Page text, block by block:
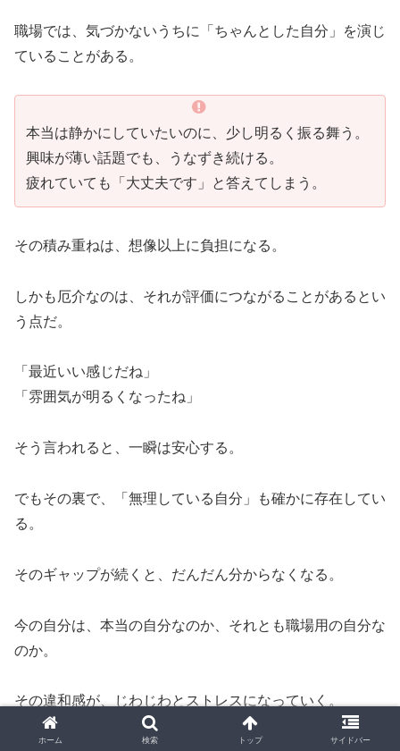
職場では、気づかないうちに「ちゃんとした自分」を演じ
ていることがある。
本当は静かにしていたいのに、少し明るく振る舞う。
興味が薄い話題でも、うなずき続ける。
疲れていても「大丈夫です」と答えてしまう。
その積み重ねは、想像以上に負担になる。
しかも厄介なのは、それが評価につながることがあるとい
う点だ。
「最近いい感じだね」
「雰囲気が明るくなったね」
そう言われると、一瞬は安心する。
でもその裏で、「無理している自分」も確かに存在してい
る。
そのギャップが続くと、だんだん分からなくなる。
今の自分は、本当の自分なのか、それとも職場用の自分な
のか。
その違和感が、じわじわとストレスになっていく。
ホーム 検索 トップ サイドバー